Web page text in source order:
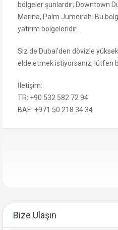
bölgeler şunlardır; Downtown
Marina, Palm Jumeirah. Bu
yatırım bölgeleridir.
Siz de Dubai’den dövizle
elde etmek istiyorsanız, lütfen
İletişim:
TR: +90 532 582 72 94
BAE: +971 50 218 34 34
Bize Ulaşın